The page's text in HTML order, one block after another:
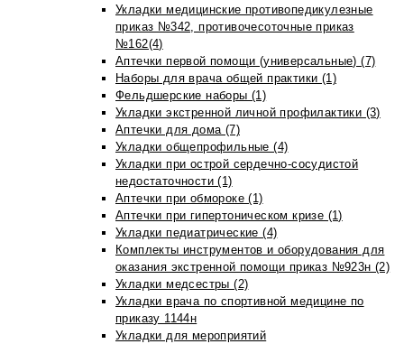
Укладки медицинские противопедикулезные
приказ №342, противочесоточные приказ
№162(4)
Аптечки первой помощи (универсальные) (7)
Наборы для врача общей практики (1)
Фельдшерские наборы (1)
Укладки экстренной личной профилактики (3)
Аптечки для дома (7)
Укладки общепрофильные (4)
Укладки при острой сердечно-сосудистой
недостаточности (1)
Аптечки при обмороке (1)
Аптечки при гипертоническом кризе (1)
Укладки педиатрические (4)
Комплекты инструментов и оборудования для
оказания экстренной помощи приказ №923н (2)
Укладки медсестры (2)
Укладки врача по спортивной медицине по
приказу 1144н
Укладки для мероприятий